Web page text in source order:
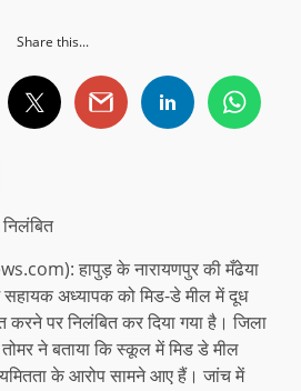
Share this...
हापुड़ के नारायणपुर की मँढेया
सहायक अध्यापक को मिड-डे मील में दूध
पर निलंबित कर दिया गया है। जिला
ने बताया कि स्कूल में मिड डे मील
के आरोप सामने आए हैं। जांच में